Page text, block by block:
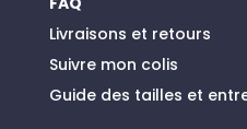
Livraisons et retours
Suivre mon colis
Guide des tailles et